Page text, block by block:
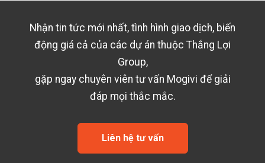
Nhận tin tức mới nhất, tình hình giao dịch, biến
động giá cả của các dự án thuộc Thắng Lợi
Group,
gặp ngay chuyên viên tư vấn Mogivi để giải
đáp mọi thắc mắc.
Liên hệ tư vấn